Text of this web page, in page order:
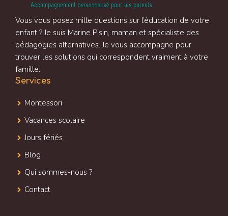
Vous vous posez mille questions sur l’éducation de votre
enfant ? Je suis Marine Pisin, maman et spécialiste des
pédagogies alternatives. Je vous accompagne pour
trouver les solutions qui correspondent vraiment à votre
famille.
Services
Montessori
Vacances scolaire
Jours fériés
Blog
Qui sommes-nous ?
Contact